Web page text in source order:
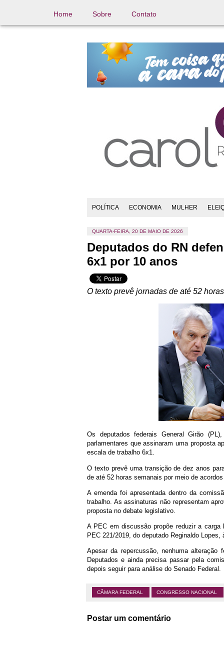
Home Sobre Contato
POLÍTICA ECONOMIA MULHER
QUARTA-FEIRA, 20 DE MAIO DE 2026
Deputados do RN
6x1 por 10 anos
O texto prevê jornadas de até 52
Os deputados federais General Girão
parlamentares que assinaram uma proposta
escala de trabalho 6x1.
O texto prevê uma transição de dez anos
de até 52 horas semanais por meio de acordos
A emenda foi apresentada dentro da
trabalho. As assinaturas não representam
proposta no debate legislativo.
A PEC em discussão propõe reduzir a
PEC 221/2019, do deputado Reginaldo
Apesar da repercussão, nenhuma
Deputados e ainda precisa passar pela
depois seguir para análise do Senado Federal.
CÂMARA FEDERAL CONGRESSO NACIONAL
Postar um comentário